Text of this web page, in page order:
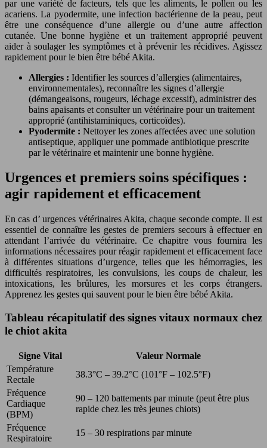
par une variété de facteurs, tels que les aliments, le pollen ou les
acariens. La pyodermite, une infection bactérienne de la peau, peut
être une conséquence d’une allergie ou d’une autre affection
cutanée. Une bonne hygiène et un traitement approprié peuvent
aider à soulager les symptômes et à prévenir les récidives. Agissez
rapidement pour le bien être bébé Akita.
Allergies : Identifier les sources d’allergies (alimentaires,
environnementales), reconnaître les signes d’allergie
(démangeaisons, rougeurs, léchage excessif), administrer des
bains apaisants et consulter un vétérinaire pour un traitement
approprié (antihistaminiques, corticoïdes).
Pyodermite : Nettoyer les zones affectées avec une solution
antiseptique, appliquer une pommade antibiotique prescrite
par le vétérinaire et maintenir une bonne hygiène.
Urgences et premiers soins spécifiques :
agir rapidement et efficacement
En cas d’ urgences vétérinaires Akita, chaque seconde compte. Il est
essentiel de connaître les gestes de premiers secours à effectuer en
attendant l’arrivée du vétérinaire. Ce chapitre vous fournira les
informations nécessaires pour réagir rapidement et efficacement face
à différentes situations d’urgence, telles que les hémorragies, les
difficultés respiratoires, les convulsions, les coups de chaleur, les
intoxications, les brûlures, les morsures et les corps étrangers.
Apprenez les gestes qui sauvent pour le bien être bébé Akita.
Tableau récapitulatif des signes vitaux normaux chez
le chiot akita
Signe Vital
Valeur Normale
Température
Rectale
38.3°C – 39.2°C (101°F – 102.5°F)
Fréquence
Cardiaque
(BPM)
90 – 120 battements par minute (peut être plus
rapide chez les très jeunes chiots)
Fréquence
Respiratoire
15 – 30 respirations par minute